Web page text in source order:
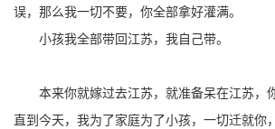
误，那么我一切不要，你全部拿好灌满。
小孩我全部带回江苏，我自己带。
本来你就嫁过去江苏，就准备呆在江苏，
直到今天，我为了家庭为了小孩，一切迁就你